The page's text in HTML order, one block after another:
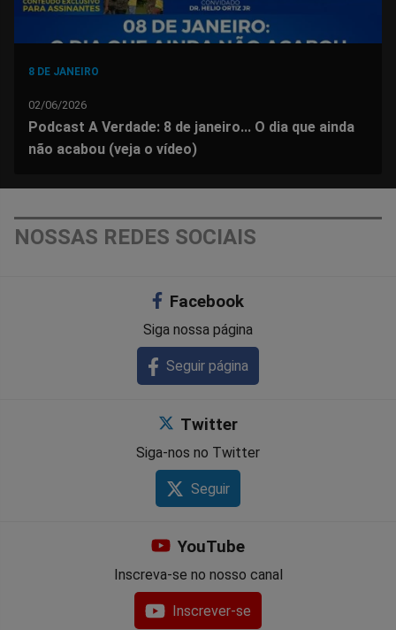
8 DE JANEIRO
02/06/2026
Podcast A Verdade: 8 de janeiro... O dia que ainda
não acabou (veja o vídeo)
NOSSAS REDES SOCIAIS
Facebook
Siga nossa página
Seguir página
Twitter
Siga-nos no Twitter
Seguir
YouTube
Inscreva-se no nosso canal
Inscrever-se